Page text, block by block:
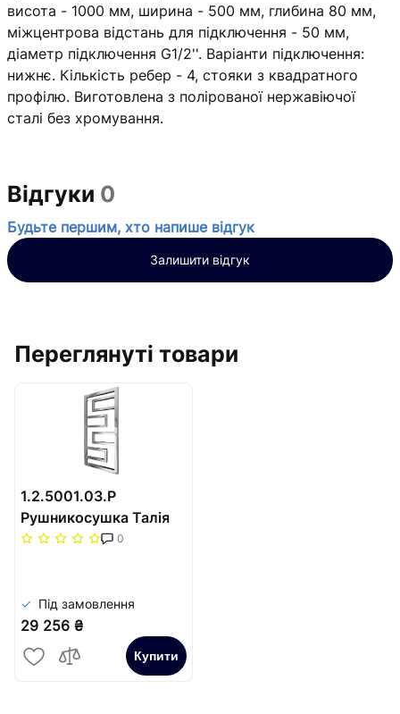
висота - 1000 мм, ширина - 500 мм, глибина 80 мм,
міжцентрова відстань для підключення - 50 мм,
діаметр підключення G1/2''. Варіанти підключення:
нижнє. Кількість ребер - 4, стояки з квадратного
профілю. Виготовлена з полірованої нержавіючої
сталі без хромування.
Відгуки 0
Будьте першим, хто напише відгук
Залишити відгук
Переглянуті товари
1.2.5001.03.Р
Рушникосушка Талія
1000х500/500
Під замовлення
29 256 ₴
Купити